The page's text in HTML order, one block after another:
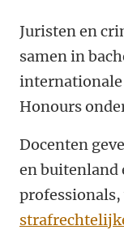
Juristen en
samen in
internationale
Honours
Docenten
en buitenland